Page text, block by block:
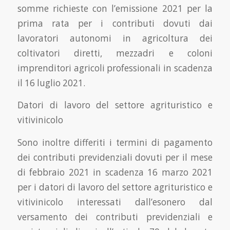
somme richieste con l’emissione 2021 per la
prima rata per i contributi dovuti dai
lavoratori autonomi in agricoltura dei
coltivatori diretti, mezzadri e coloni
imprenditori agricoli professionali in scadenza
il 16 luglio 2021.
Datori di lavoro del settore agrituristico e
vitivinicolo
Sono inoltre differiti i termini di pagamento
dei contributi previdenziali dovuti per il mese
di febbraio 2021 in scadenza 16 marzo 2021
per i datori di lavoro del settore agrituristico e
vitivinicolo interessati dall’esonero dal
versamento dei contributi previdenziali e